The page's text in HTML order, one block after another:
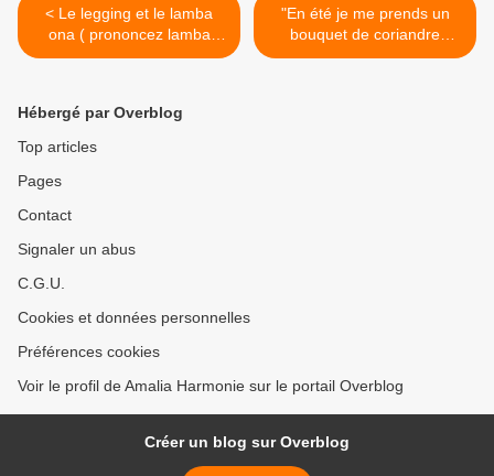
< Le legging et le lamba
ona ( prononcez lamba
ouane)
"En été je me prends un
bouquet de coriandre
fraîche au Paris Store : >
Hébergé par Overblog
Top articles
Pages
Contact
Signaler un abus
C.G.U.
Cookies et données personnelles
Préférences cookies
Voir le profil de Amalia Harmonie sur le portail Overblog
Créer un blog sur Overblog